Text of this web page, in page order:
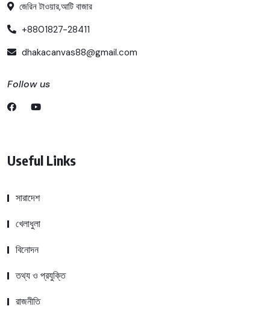
জেরিন টাওয়ার,আটি বাজার
+8801827-28411
dhakacanvas88@gmail.com
Follow us
Useful Links
সারাদেশ
খেলাধুলা
বিনোদন
তথ্য ও প্রযুক্তি
রাজনীতি